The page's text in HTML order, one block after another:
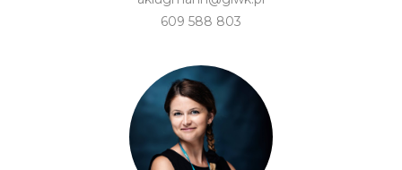
609 588 803